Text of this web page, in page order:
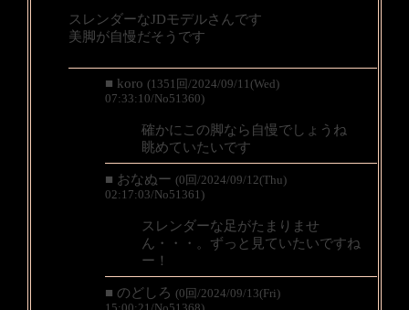
スレンダーなJDモデルさんです
美脚が自慢だそうです
■ koro (1351回/2024/09/11(Wed)
07:33:10/No51360)
確かにこの脚なら自慢でしょうね
眺めていたいです
■ おなぬー (0回/2024/09/12(Thu)
02:17:03/No51361)
スレンダーな足がたまりませ
ん・・・。ずっと見ていたいですね
ー！
■ のどしろ (0回/2024/09/13(Fri)